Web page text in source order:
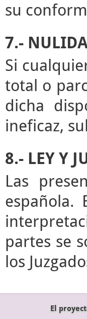
su
7.-
Si
total o
dicha
ineficaz,
8.- LEY Y
Las
española.
partes se
los
El